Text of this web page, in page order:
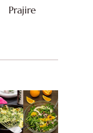
Prajire